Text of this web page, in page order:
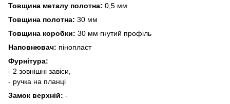
Товщина металу полотна: 0,5 мм
Товщина полотна: 30 мм
Товщина коробки: 30 мм гнутий профіль
Наповнювач: пінопласт
Фурнітура:
- 2 зовнішні завіси,
- ручка на планці
Замок верхній: -